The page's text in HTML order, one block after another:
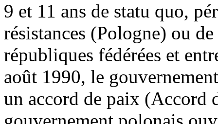
9 et 11 ans de statu quo,
résistances (Pologne) ou
républiques fédérées et
août 1990, le
un accord de paix (Accord